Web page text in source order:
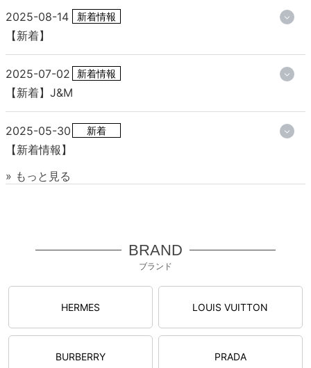
2025-08-14 新着情報
【新着】
2025-07-02 新着情報
【新着】J&M
2025-05-30 新着
【新着情報】
» もっと見る
BRAND
ブランド
HERMES LOUIS VUITTON
BURBERRY PRADA